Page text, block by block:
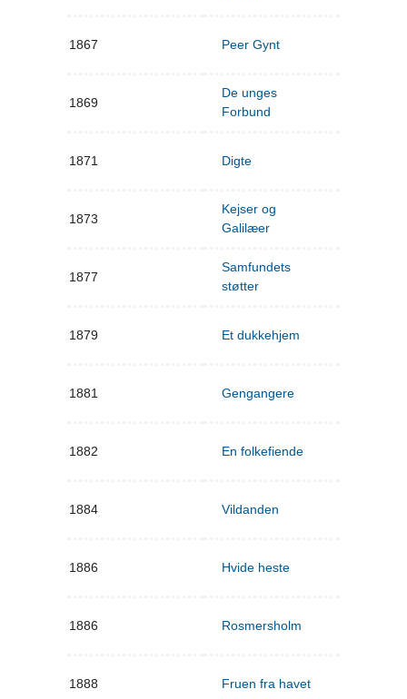
1867 Peer Gynt
1869
De unges
Forbund
1871 Digte
1873
Kejser og
Galilæer
1877
Samfundets
støtter
1879 Et dukkehjem
1881 Gengangere
1882 En folkefiende
1884 Vildanden
1886 Hvide heste
1886 Rosmersholm
1888 Fruen fra havet